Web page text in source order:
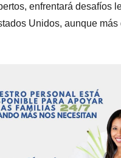
enfrentará desafíos
Unidos, aunque